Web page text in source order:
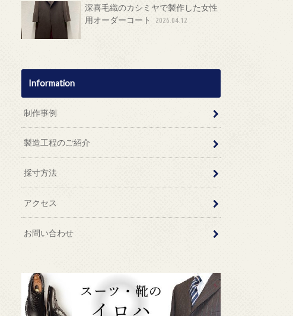
深喜毛織のカシミヤで製作した女性
用オーダーコート
2026.04.12
Information
制作事例
製造工程のご紹介
採寸方法
アクセス
お問い合わせ